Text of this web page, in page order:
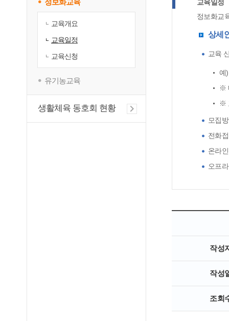
정보화교육
교육개요
교육일정
교육신청
유기농교육
생활체육 동호회 현황
교육일정
정보화교
상세
교육
예
※
※
모집
전화
온라
오프
작성
작성
조회